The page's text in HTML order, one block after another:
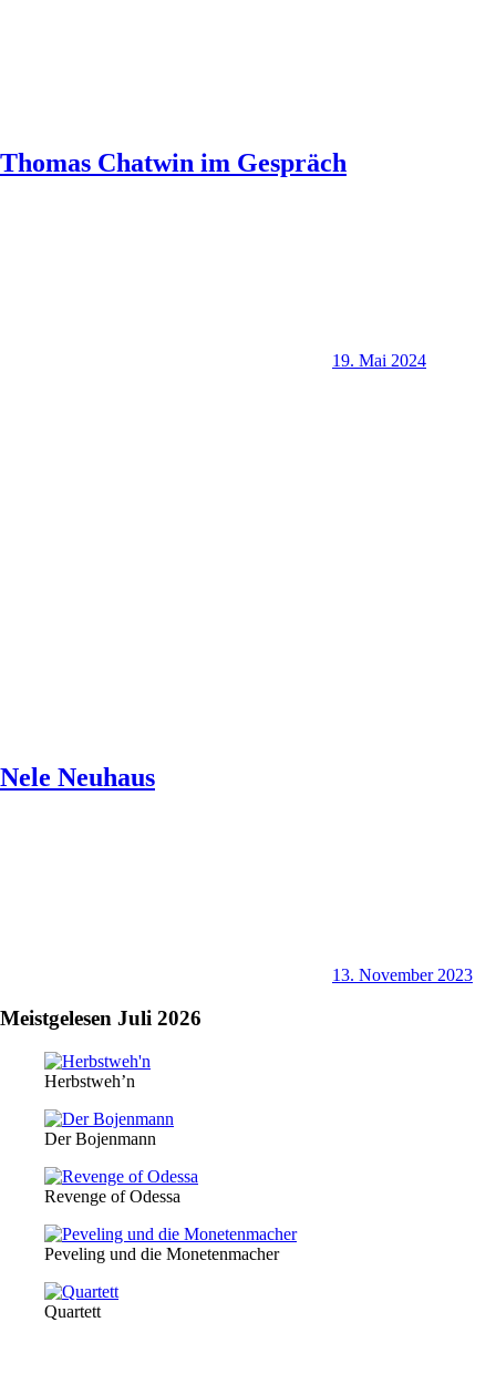
Thomas Chatwin im Gespräch
19. Mai 2024
Nele Neuhaus
13. November 2023
Meistgelesen Juli 2026
Herbstweh’n
Der Bojenmann
Revenge of Odessa
Peveling und die Monetenmacher
Quartett